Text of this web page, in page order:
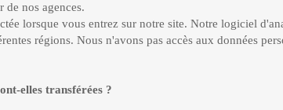
nos agences.
lorsque vous entrez sur notre site. Notre logiciel
régions. Nous n'avons pas accès aux données
elles transférées ?